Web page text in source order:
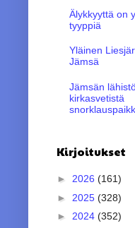
Älykkyyttä on
tyyppiä
Yläinen
Jämsä
Jämsän
kirkasvetistä
Kirjoitukset
► 2026 (161)
► 2025 (328)
► 2024 (352)